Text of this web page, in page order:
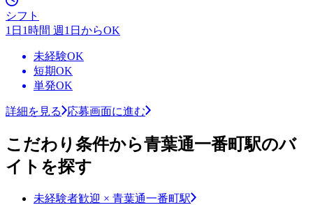
シフト
1日1時間 週1日からOK
未経験OK
短期OK
単発OK
詳細を見る 応募画面に進む
こだわり条件から青葉通一番町駅のバ
イトを探す
未経験者歓迎 × 青葉通一番町駅